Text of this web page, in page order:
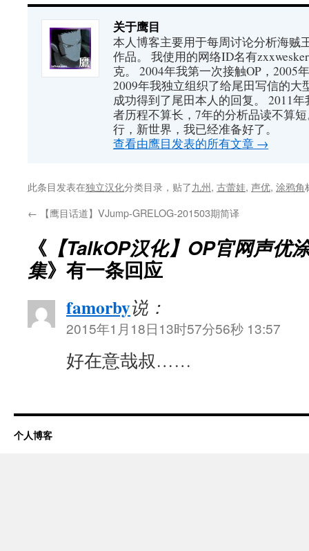
关于鹰目
本人博客主要用于每周讨论分析海贼
作品。 我使用的网络ID名有
克。 2004年我第一次接触OP，2005
2009年我独立组织了给尾田写信的大
成功得到了尾田本人的回复。 2011
者历程不算长，7年的分析品读不算
行，新世界，我已经准备好了。
查看由鹰目发表的所有文章 →
此条目发表在独立汉化分类目录，贴了九州, 古蕾娃, 声优, 涂鸦角
← 【鹰目话道】VJump-GRELOG-201503期简译
《 【TalkOP汉化】OP官网声优
集》有一条回应
famorby说：
2015年1月18日13时57分56秒 13:57
好在意哉叔……
个人博客